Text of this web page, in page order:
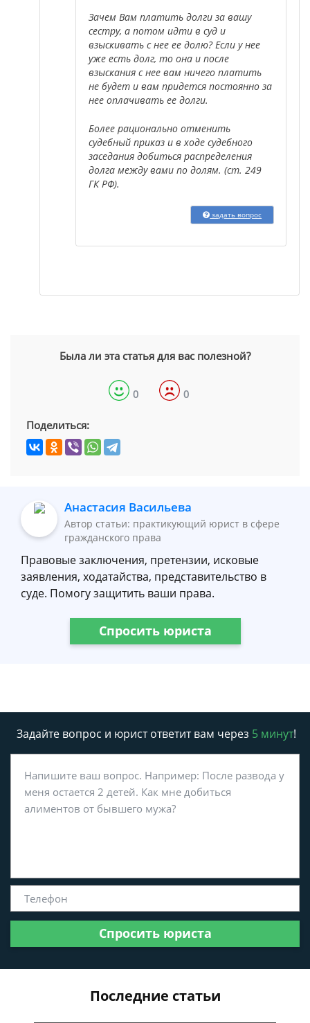
Зачем Вам платить долги за вашу
сестру, а потом идти в суд и
взыскивать с нее ее долю? Если у нее
уже есть долг, то она и после
взыскания с нее вам ничего платить
не будет и вам придется постоянно за
нее оплачивать ее долги.
Более рационально отменить
судебный приказ и в ходе судебного
заседания добиться распределения
долга между вами по долям. (ст. 249
ГК РФ).
задать вопрос
Была ли эта статья для вас полезной?
0 0
Поделиться:
Анастасия Васильева
Автор статьи: практикующий юрист в сфере
гражданского права
Правовые заключения, претензии, исковые
заявления, ходатайства, представительство в
суде. Помогу защитить ваши права.
Спросить юриста
Задайте вопрос и юрист ответит вам через 5 минут!
Спросить юриста
Последние статьи